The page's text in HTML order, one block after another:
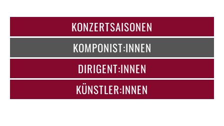
KONZERTSAISONEN
KOMPONIST:INNEN
DIRIGENT:INNEN
KÜNSTLER:INNEN